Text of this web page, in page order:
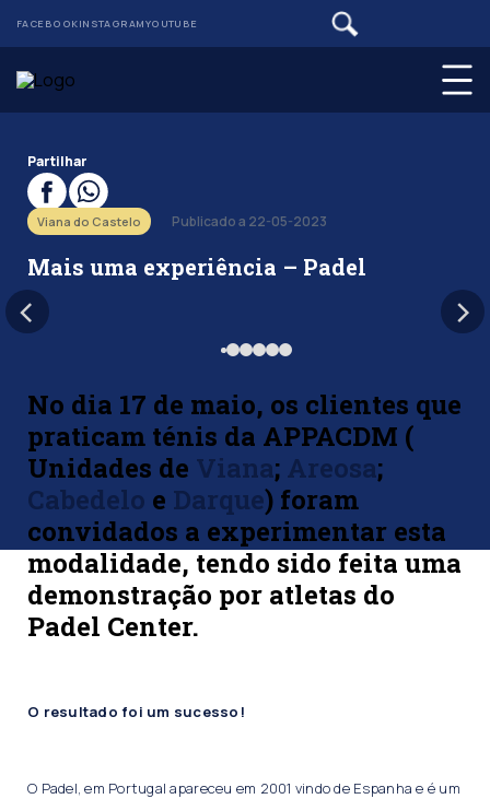
FACEBOOKINSTAGRAMYOUTUBE
Partilhar
Viana do Castelo Publicado a 22-05-2023
Mais uma experiência – Padel
No dia 17 de maio, os clientes que
praticam ténis da APPACDM (
Unidades de Viana; Areosa;
Cabedelo e Darque) foram
convidados a experimentar esta
modalidade, tendo sido feita uma
demonstração por atletas do
Padel Center.
O resultado foi um sucesso!
O Padel, em Portugal apareceu em 2001 vindo de Espanha e é um